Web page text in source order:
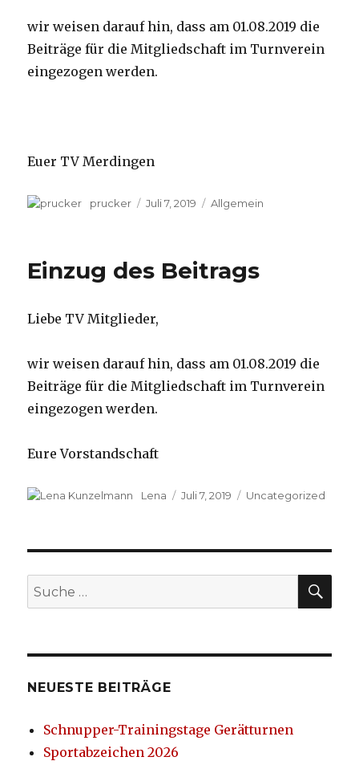
wir weisen darauf hin, dass am 01.08.2019 die
Beiträge für die Mitgliedschaft im Turnverein
eingezogen werden.
Euer TV Merdingen
Autor
prucker
Veröffentlicht
Juli 7, 2019 Kategorien
Allgemein
Einzug des Beitrags
Liebe TV Mitglieder,
wir weisen darauf hin, dass am 01.08.2019 die
Beiträge für die Mitgliedschaft im Turnverein
eingezogen werden.
Eure Vorstandschaft
Autor
Lena
Veröffentlicht
Juli 7, 2019 Kategorien
Uncategorized
Suche
nach:
NEUESTE BEITRÄGE
Schnupper-Trainingstage Gerätturnen
Sportabzeichen 2026